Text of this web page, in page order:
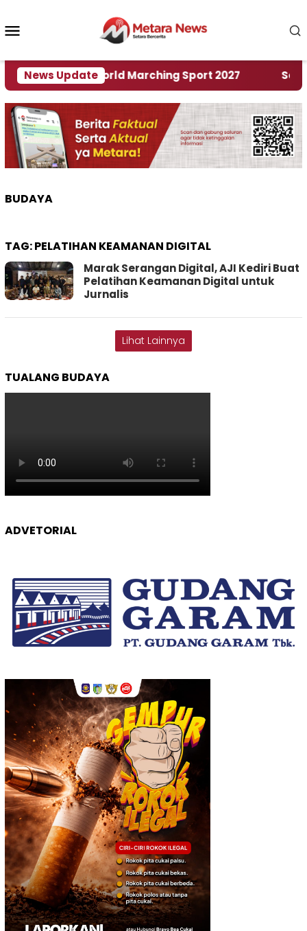
konten
News Update
Rumah World Marching Sport 2027 ‎Soal
BUDAYA
TAG:PELATIHAN KEAMANAN DIGITAL
Marak Serangan Digital, AJI Kediri Buat
Pelatihan Keamanan Digital untuk
Jurnalis
Lihat Lainnya
TUALANG BUDAYA
ADVETORIAL